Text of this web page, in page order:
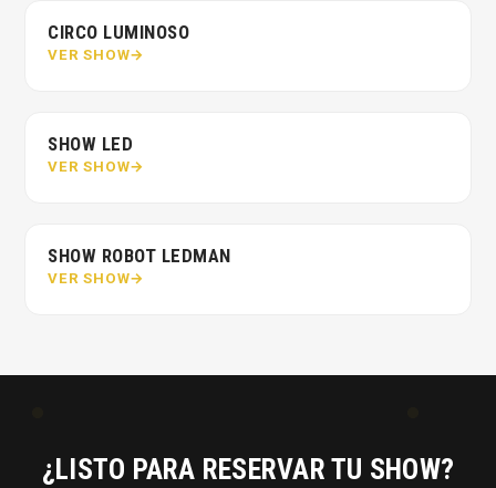
CIRCO LUMINOSO
VER SHOW
SHOW LED
VER SHOW
SHOW ROBOT LEDMAN
VER SHOW
¿LISTO PARA RESERVAR TU SHOW?